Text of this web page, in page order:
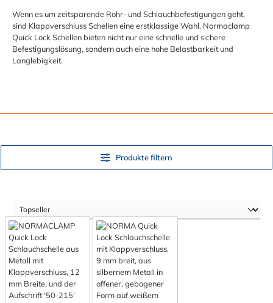
Wenn es um zeitsparende Rohr- und Schlauchbefestigungen geht,
sind Klappverschluss Schellen eine erstklassige Wahl. Normaclamp
Quick Lock Schellen bieten nicht nur eine schnelle und sichere
Befestigungslösung, sondern auch eine hohe Belastbarkeit und
Langlebigkeit.
Produkte filtern